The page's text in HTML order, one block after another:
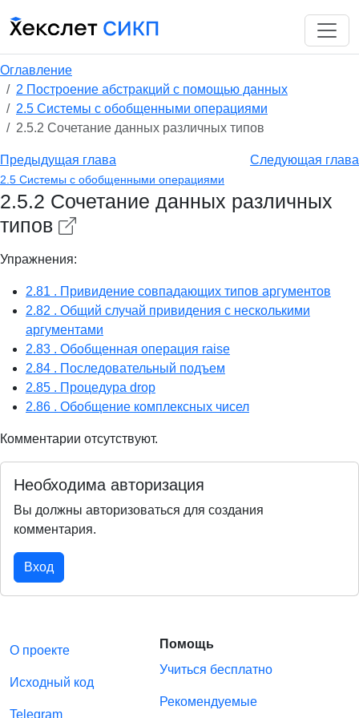
Оглавление
2 Построение абстракций с помощью данных
2.5 Системы с обобщенными операциями
2.5.2 Сочетание данных различных типов
Предыдущая глава Следующая глава
2.5 Системы с обобщенными операциями
2.5.2 Сочетание данных различных
типов
Упражнения:
2.81 . Привидение совпадающих типов аргументов
2.82 . Общий случай привидения с несколькими
аргументами
2.83 . Обобщенная операция raise
2.84 . Последовательный подъем
2.85 . Процедура drop
2.86 . Обобщение комплексных чисел
Комментарии отсутствуют.
Необходима авторизация
Вы должны авторизоваться для создания
комментария.
Вход
О проекте
Исходный код
Telegram
Помощь
Учиться бесплатно
Рекомендуемые